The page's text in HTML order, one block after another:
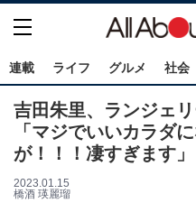
連載 ライフ グルメ 社会
吉田朱里、ランジェ
「マジでいいカラダ
が！！！凄すぎます」
2023.01.15
橋酒 瑛麗瑠